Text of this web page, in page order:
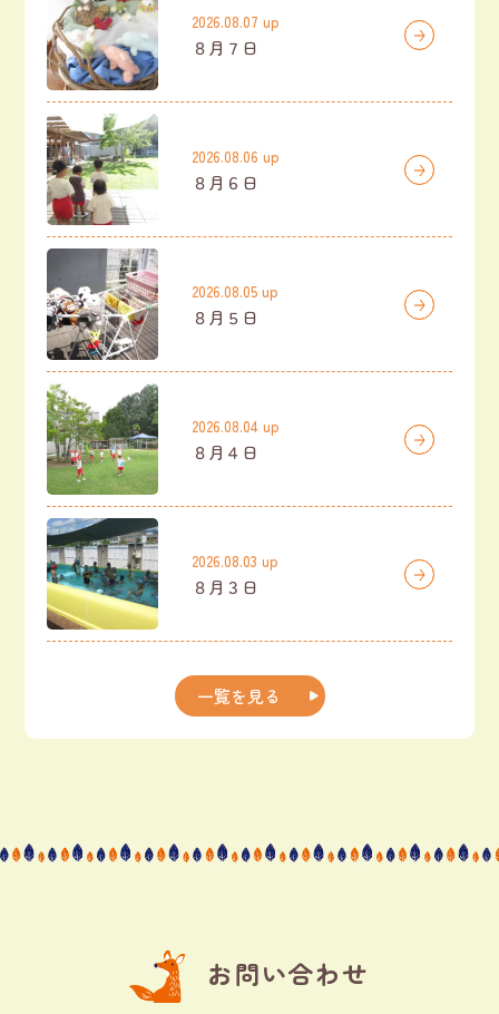
2026.08.07 up
８月７日
2026.08.06 up
８月６日
2026.08.05 up
８月５日
2026.08.04 up
８月４日
2026.08.03 up
８月３日
一覧を見る
お問い合わせ